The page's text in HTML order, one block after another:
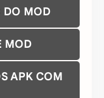
DO MOD
MOD
APK COM